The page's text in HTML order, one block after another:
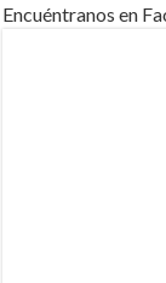
Encuéntranos en